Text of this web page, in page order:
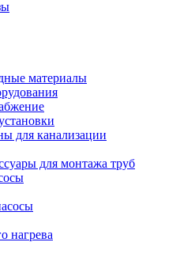
материалы
для канализации
для монтажа труб
нагрева